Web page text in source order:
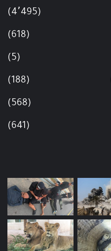
(4٬495)
(618)
(5)
(188)
(568)
(641)